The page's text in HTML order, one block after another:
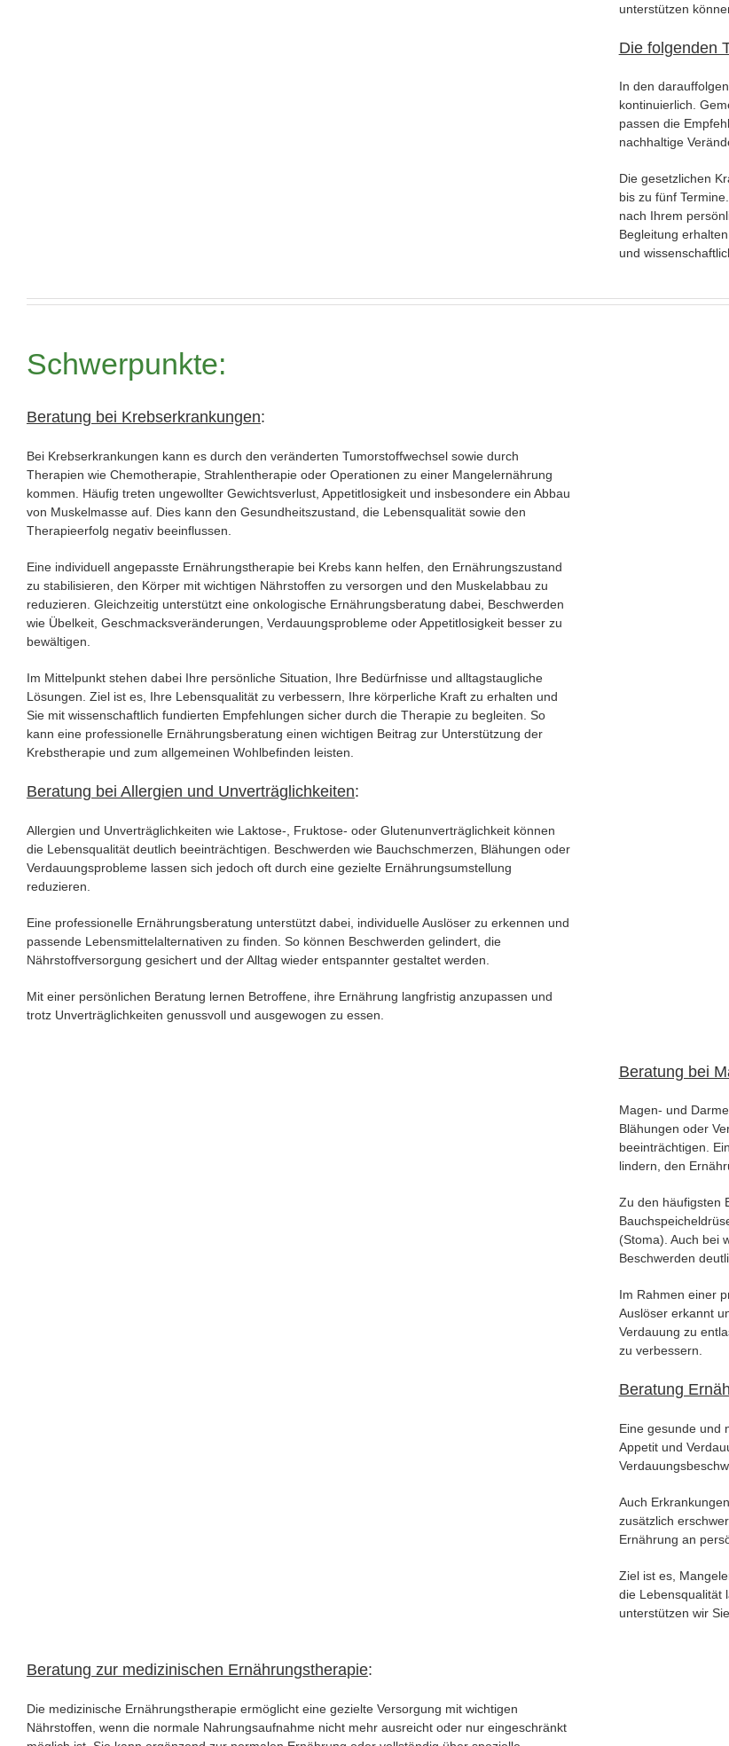
unterstützen
Die folgenden
In den
kontinuierlich.
passen die
nachhaltige
Die gesetzlichen
bis zu fünf
nach Ihrem
Begleitung
und
Schwerpunkte:
Beratung bei Krebserkrankungen:
Bei Krebserkrankungen kann es durch den veränderten Tumorstoffwechsel sowie durch
Therapien wie Chemotherapie, Strahlentherapie oder Operationen zu einer Mangelernährung
kommen. Häufig treten ungewollter Gewichtsverlust, Appetitlosigkeit und insbesondere ein Abbau
von Muskelmasse auf. Dies kann den Gesundheitszustand, die Lebensqualität sowie den
Therapieerfolg negativ beeinflussen.
Eine individuell angepasste Ernährungstherapie bei Krebs kann helfen, den Ernährungszustand
zu stabilisieren, den Körper mit wichtigen Nährstoffen zu versorgen und den Muskelabbau zu
reduzieren. Gleichzeitig unterstützt eine onkologische Ernährungsberatung dabei, Beschwerden
wie Übelkeit, Geschmacksveränderungen, Verdauungsprobleme oder Appetitlosigkeit besser zu
bewältigen.
Im Mittelpunkt stehen dabei Ihre persönliche Situation, Ihre Bedürfnisse und alltagstaugliche
Lösungen. Ziel ist es, Ihre Lebensqualität zu verbessern, Ihre körperliche Kraft zu erhalten und
Sie mit wissenschaftlich fundierten Empfehlungen sicher durch die Therapie zu begleiten. So
kann eine professionelle Ernährungsberatung einen wichtigen Beitrag zur Unterstützung der
Krebstherapie und zum allgemeinen Wohlbefinden leisten.
Beratung bei Allergien und Unverträglichkeiten:
Allergien und Unverträglichkeiten wie Laktose-, Fruktose- oder Glutenunverträglichkeit können
die Lebensqualität deutlich beeinträchtigen. Beschwerden wie Bauchschmerzen, Blähungen oder
Verdauungsprobleme lassen sich jedoch oft durch eine gezielte Ernährungsumstellung
reduzieren.
Eine professionelle Ernährungsberatung unterstützt dabei, individuelle Auslöser zu erkennen und
passende Lebensmittelalternativen zu finden. So können Beschwerden gelindert, die
Nährstoffversorgung gesichert und der Alltag wieder entspannter gestaltet werden.
Mit einer persönlichen Beratung lernen Betroffene, ihre Ernährung langfristig anzupassen und
trotz Unverträglichkeiten genussvoll und ausgewogen zu essen.
Beratung bei
Magen- und
Blähungen oder
beeinträchtigen.
lindern, den
Zu den häufigsten
(Stoma). Auch bei
Beschwerden
Im Rahmen einer
Auslöser erkannt
Verdauung zu
zu verbessern.
Beratung
Eine gesunde und
Appetit und
Auch
zusätzlich
Ernährung an
Ziel ist es,
die Lebensqualität
unterstützen wir
Beratung zur medizinischen Ernährungstherapie:
Die medizinische Ernährungstherapie ermöglicht eine gezielte Versorgung mit wichtigen
Nährstoffen, wenn die normale Nahrungsaufnahme nicht mehr ausreicht oder nur eingeschränkt